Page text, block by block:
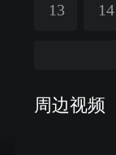
13 14
周边视频